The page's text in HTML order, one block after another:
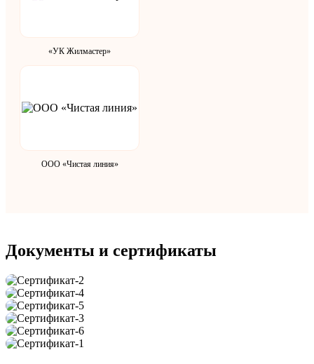
«УК Жилмастер»
ООО «Чистая линия»
Документы и сертификаты